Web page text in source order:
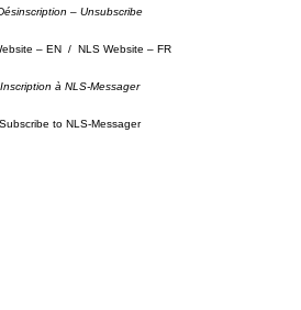
– Unsubscribe
– EN / NLS Website – FR
Inscription à NLS-Messager
Subscribe to NLS-Messager